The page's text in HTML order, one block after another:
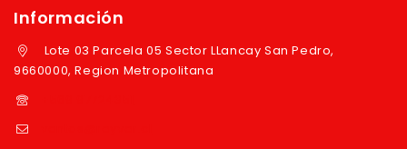
Información
Lote 03 Parcela 05 Sector LLancay San Pedro,
9660000, Region Metropolitana